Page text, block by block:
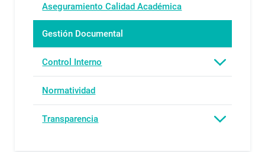
Aseguramiento Calidad Académica
Gestión Documental
Control Interno
Normatividad
Transparencia